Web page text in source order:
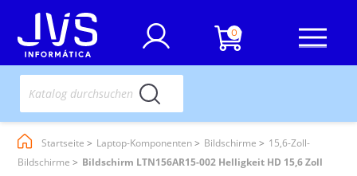
0
Startseite Laptop-Komponenten Bildschirme
15,6-Zoll-
Bildschirme
Bildschirm LTN156AR15-002 Helligkeit HD 15,6 Zoll